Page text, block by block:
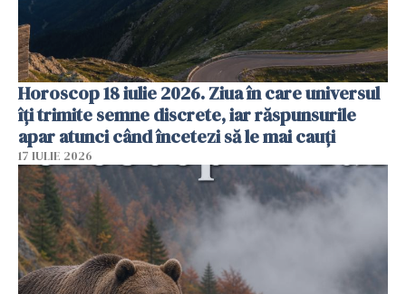
Horoscop 18 iulie 2026. Ziua în care universul
îți trimite semne discrete, iar răspunsurile
apar atunci când încetezi să le mai cauți
17 IULIE 2026